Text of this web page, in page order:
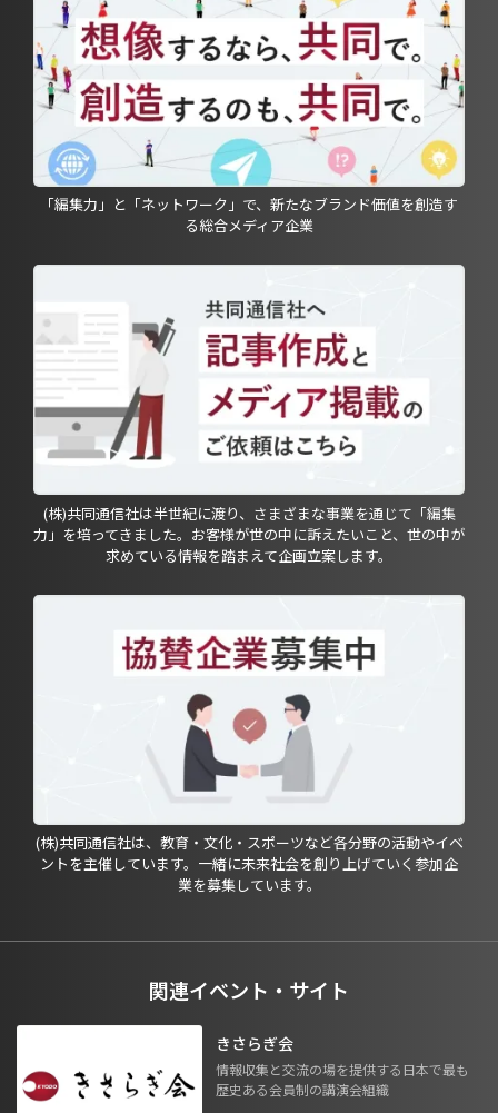
「編集力」と「ネットワーク」で、新たなブランド価値を創造す
る総合メディア企業
(株)共同通信社は半世紀に渡り、さまざまな事業を通じて「編集
力」を培ってきました。お客様が世の中に訴えたいこと、世の中が
求めている情報を踏まえて企画立案します。
(株)共同通信社は、教育・文化・スポーツなど各分野の活動やイベ
ントを主催しています。一緒に未来社会を創り上げていく参加企
業を募集しています。
関連イベント・サイト
きさらぎ会
情報収集と交流の場を提供する日本で最も
歴史ある会員制の講演会組織